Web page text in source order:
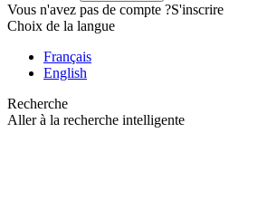
Vous n'avez pas de compte ?S'inscrire
Choix de la langue
Français
English
Recherche
Aller à la recherche intelligente